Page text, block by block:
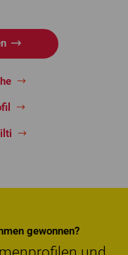
gewonnen?